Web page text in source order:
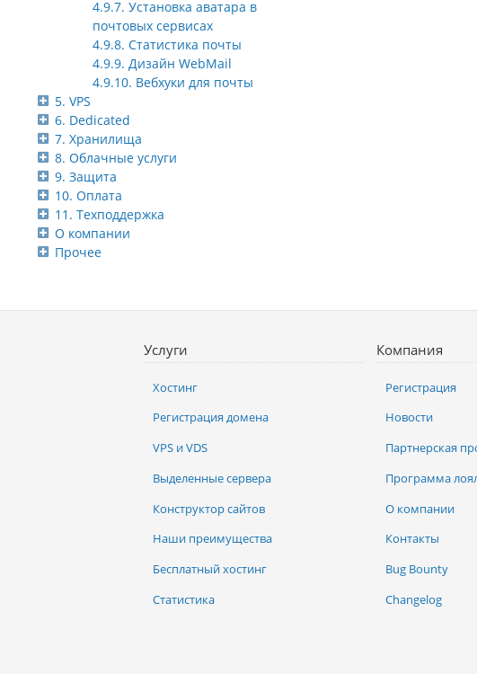
4.9.7. Установка аватара в
почтовых сервисах
4.9.8. Статистика почты
4.9.9. Дизайн WebMail
4.9.10. Вебхуки для почты
5. VPS
6. Dedicated
7. Хранилища
8. Облачные услуги
9. Защита
10. Оплата
11. Техподдержка
О компании
Прочее
Услуги
Хостинг
Регистрация домена
VPS и VDS
Выделенные сервера
Конструктор сайтов
Наши преимущества
Бесплатный хостинг
Статистика
Компания
Регистрация
Новости
Партнерская
Программа
О компании
Контакты
Bug Bounty
Changelog